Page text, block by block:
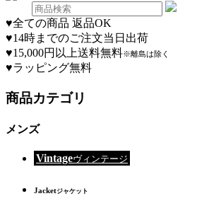
♥全ての商品 返品OK
♥14時までのご注文当日出荷
♥15,000円以上送料無料※離島は除く
♥ラッピング無料
商品カテゴリ
メンズ
Vintageヴィンテージ
Jacketジャケット